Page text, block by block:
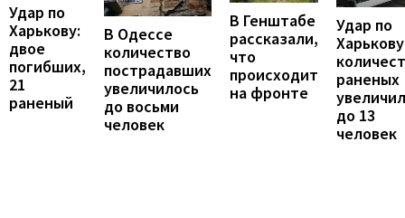
Удар по
Харькову:
двое
погибших,
21
раненый
В Одессе
количество
пострадавших
увеличилось
до восьми
человек
В Генштабе
рассказали,
что
происходит
на фронте
Удар по
раненых
до 13
человек